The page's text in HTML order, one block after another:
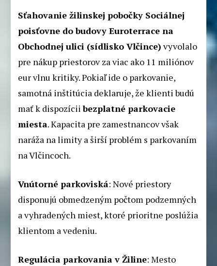
Sťahovanie žilinskej pobočky Sociálnej
poisťovne do budovy Euroterrace na
Obchodnej ulici (sídlisko Vlčince) vyvolalo
pre nákup priestorov za viac ako 11 miliónov
eur vlnu kritiky. Pokiaľ ide o parkovanie,
samotná inštitúcia deklaruje, že klienti budú
mať k dispozíciibezplatné parkovacie
miesta. Kapacita pre zamestnancov však
naráža na limity a širší problém s parkovaním
na Vlčincoch.
Vnútorné parkoviská: Nové priestory
disponujú obmedzeným počtom podzemných
a vyhradených miest, ktoré prioritne poslúžia
klientom a vedeniu.
Regulácia parkovania v Žiline: Mesto